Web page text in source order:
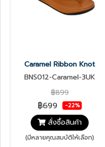
Caramel Ribbon Knot
BNS012-Caramel-3UK
฿899
฿699 -22%
สั่งซื้อสินค้า
(มีหลายคุณสมบัติให้เลือก)